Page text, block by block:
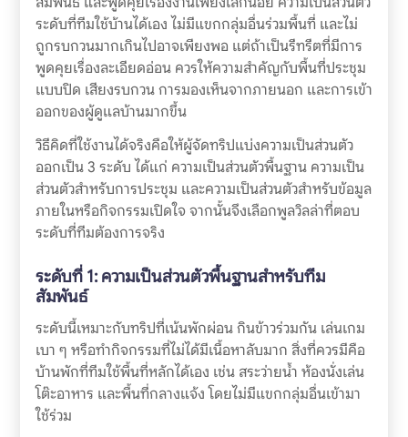
ระดับที่ทีมใช้บ้านได้เอง ไม่มีแขกกลุ่มอื่นร่วมพื้นที่ และไม่
ถูกรบกวนมากเกินไปอาจเพียงพอ แต่ถ้าเป็นรีทรีตที่มีการ
พูดคุยเรื่องละเอียดอ่อน ควรให้ความสำคัญกับพื้นที่ประชุม
แบบปิด เสียงรบกวน การมองเห็นจากภายนอก และการเข้า
ออกของผู้ดูแลบ้านมากขึ้น
วิธีคิดที่ใช้งานได้จริงคือให้ผู้จัดทริปแบ่งความเป็นส่วนตัว
ออกเป็น 3 ระดับ ได้แก่ ความเป็นส่วนตัวพื้นฐาน ความเป็น
ส่วนตัวสำหรับการประชุม และความเป็นส่วนตัวสำหรับข้อมูล
ภายในหรือกิจกรรมเปิดใจ จากนั้นจึงเลือกพูลวิลล่าที่ตอบ
ระดับที่ทีมต้องการจริง
ระดับที่ 1: ความเป็นส่วนตัวพื้นฐานสำหรับทีม
สัมพันธ์
ระดับนี้เหมาะกับทริปที่เน้นพักผ่อน กินข้าวร่วมกัน เล่นเกม
เบา ๆ หรือทำกิจกรรมที่ไม่ได้มีเนื้อหาลับมาก สิ่งที่ควรมีคือ
บ้านพักที่ทีมใช้พื้นที่หลักได้เอง เช่น สระว่ายน้ำ ห้องนั่งเล่น
โต๊ะอาหาร และพื้นที่กลางแจ้ง โดยไม่มีแขกกลุ่มอื่นเข้ามา
ใช้ร่วม